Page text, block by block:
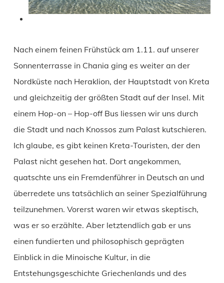
Nach einem feinen Frühstück am 1.11. auf unserer
Sonnenterrasse in Chania ging es weiter an der
Nordküste nach Heraklion, der Hauptstadt von Kreta
und gleichzeitig der größten Stadt auf der Insel. Mit
einem Hop-on – Hop-off Bus liessen wir uns durch
die Stadt und nach Knossos zum Palast kutschieren.
Ich glaube, es gibt keinen Kreta-Touristen, der den
Palast nicht gesehen hat. Dort angekommen,
quatschte uns ein Fremdenführer in Deutsch an und
überredete uns tatsächlich an seiner Spezialführung
teilzunehmen. Vorerst waren wir etwas skeptisch,
was er so erzählte. Aber letztendlich gab er uns
einen fundierten und philosophisch geprägten
Einblick in die Minoische Kultur, in die
Entstehungsgeschichte Griechenlands und des